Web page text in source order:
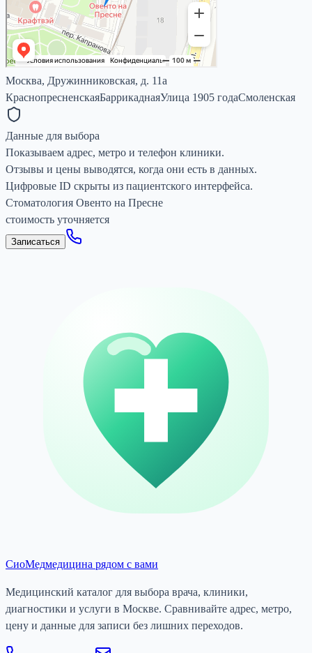
Москва, Дружинниковская, д. 11а
КраснопресненскаяБаррикаднаяУлица 1905 годаСмоленская
Данные для выбора
Показываем адрес, метро и телефон клиники.
Отзывы и цены выводятся, когда они есть в данных.
Цифровые ID скрыты из пациентского интерфейса.
Стоматология Овенто на Пресне
стоимость уточняется
Записаться
СиоМедмедицина рядом с вами
Медицинский каталог для выбора врача, клиники,
диагностики и услуги в Москве. Сравнивайте адрес, метро,
цену и данные для записи без лишних переходов.